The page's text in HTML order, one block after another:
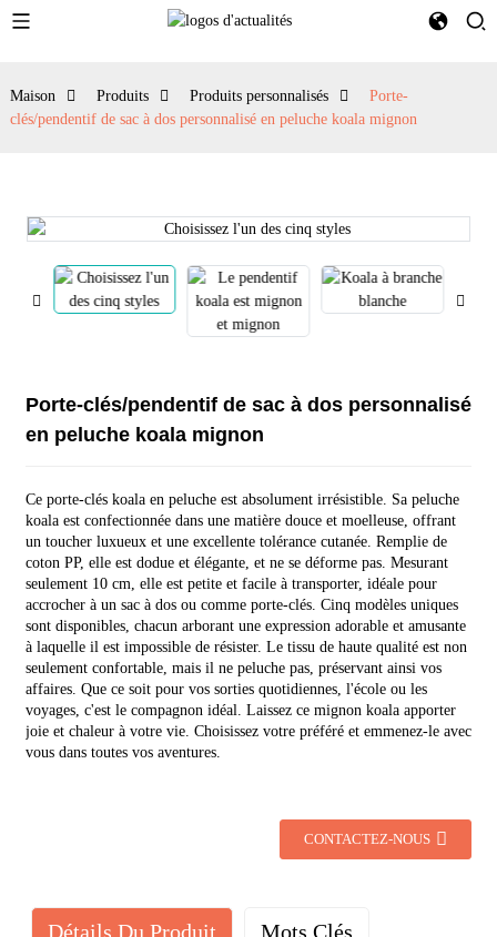
Maison Produits Produits personnalisés
Porte-
clés/pendentif de sac à dos personnalisé en peluche koala mignon
Porte-clés/pendentif de sac à dos personnalisé
en peluche koala mignon
Ce porte-clés koala en peluche est absolument irrésistible. Sa peluche
koala est confectionnée dans une matière douce et moelleuse, offrant
un toucher luxueux et une excellente tolérance cutanée. Remplie de
coton PP, elle est dodue et élégante, et ne se déforme pas. Mesurant
seulement 10 cm, elle est petite et facile à transporter, idéale pour
accrocher à un sac à dos ou comme porte-clés. Cinq modèles uniques
sont disponibles, chacun arborant une expression adorable et amusante
à laquelle il est impossible de résister. Le tissu de haute qualité est non
seulement confortable, mais il ne peluche pas, préservant ainsi vos
affaires. Que ce soit pour vos sorties quotidiennes, l'école ou les
voyages, c'est le compagnon idéal. Laissez ce mignon koala apporter
joie et chaleur à votre vie. Choisissez votre préféré et emmenez-le avec
vous dans toutes vos aventures.
CONTACTEZ-NOUS
Détails Du Produit Mots Clés